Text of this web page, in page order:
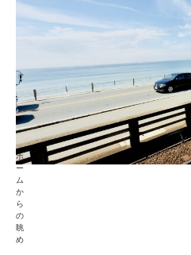
ホ
ー
ム
か
ら
の
眺
め